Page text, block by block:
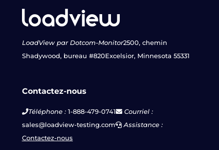
LoadView par Dotcom-Monitor2500, chemin
Shadywood, bureau #820Excelsior, Minnesota 55331
Contactez-nous
Téléphone :1-888-479-0741
Courriel :
sales@loadview-testing.com
Assistance :
Contactez-nous